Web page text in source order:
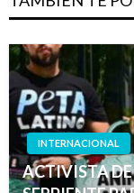
INTERNACIONAL
ACTIVISTA DE